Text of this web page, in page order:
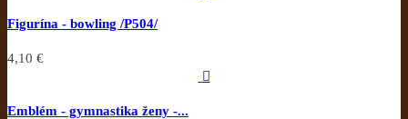
Figurína - bowling /P504/
4,10 €

Emblém - gymnastika ženy -...